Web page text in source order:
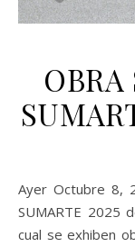
Ayer Octubre 8, 2025, se inauguró la exposicón-subasta
SUMARTE 2025
cual se exhiben